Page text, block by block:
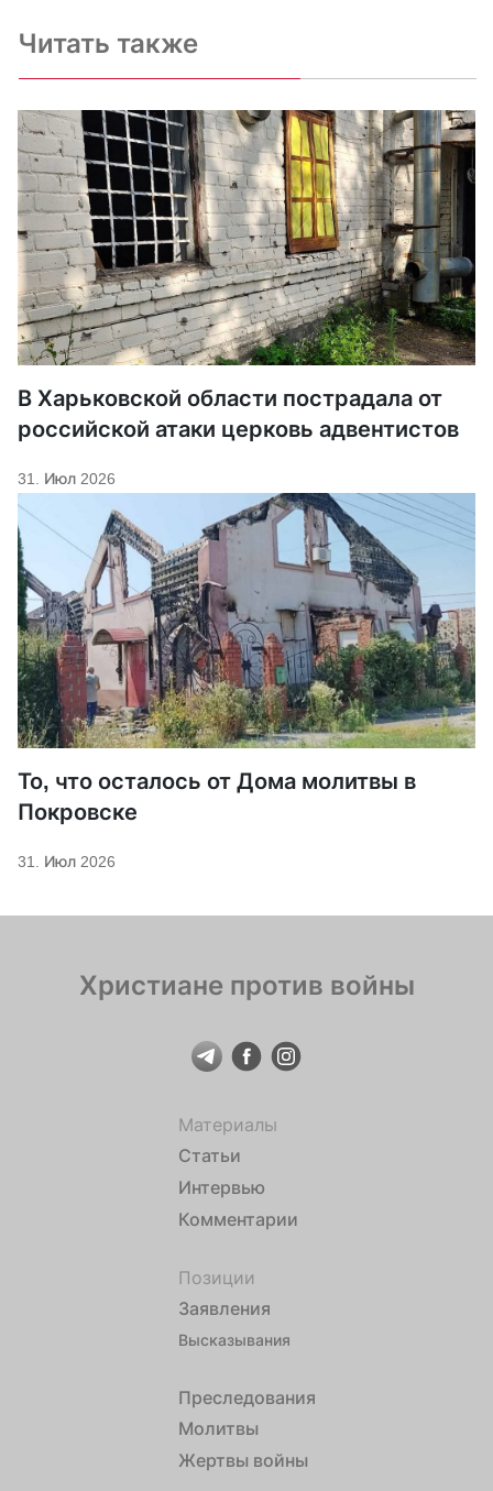
Читать также
В Харьковской области пострадала от
российской атаки церковь адвентистов
31. Июл 2026
То, что осталось от Дома молитвы в
Покровске
31. Июл 2026
Христиане против войны
Материалы
Статьи
Интервью
Комментарии
Позиции
Заявления
Высказывания
Преследования
Молитвы
Жертвы войны